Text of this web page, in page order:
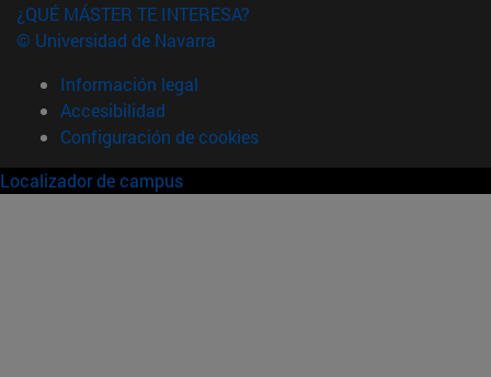
¿QUÉ MÁSTER TE INTERESA?
© Universidad de Navarra
Información legal
Accesibilidad
Configuración de cookies
Localizador de campus